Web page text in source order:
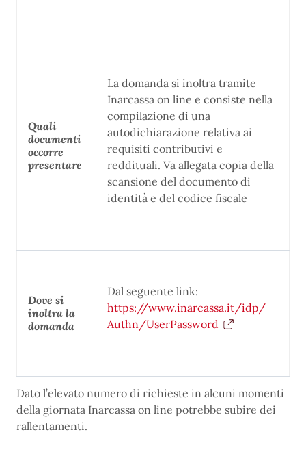
Quali
documenti
occorre
presentare
La domanda si inoltra tramite
Inarcassa on line e consiste nella
compilazione di una
autodichiarazione relativa ai
requisiti contributivi e
reddituali. Va allegata copia della
scansione del documento di
identità e del codice fiscale
Dove si
inoltra la
domanda
Dal seguente link:
https://www.inarcassa.it/idp/
Authn/UserPassword
Dato l’elevato numero di richieste in alcuni momenti
della giornata Inarcassa on line potrebbe subire dei
rallentamenti.